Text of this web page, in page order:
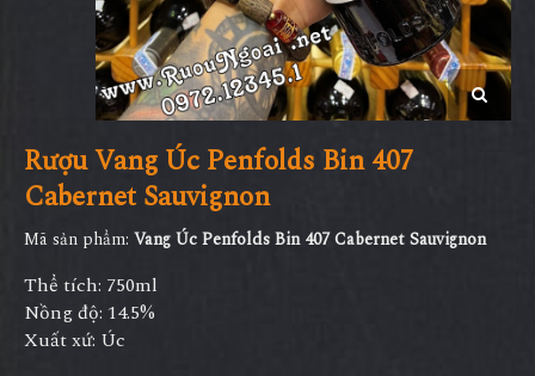
Rượu Vang Úc Penfolds Bin 407
Cabernet Sauvignon
Mã sản phẩm: Vang Úc Penfolds Bin 407 Cabernet Sauvignon
Thể tích: 750ml
Nồng độ: 14.5%
Xuất xứ: Úc